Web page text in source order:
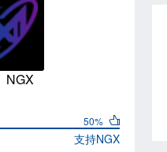
NGX
50%
支持NGX